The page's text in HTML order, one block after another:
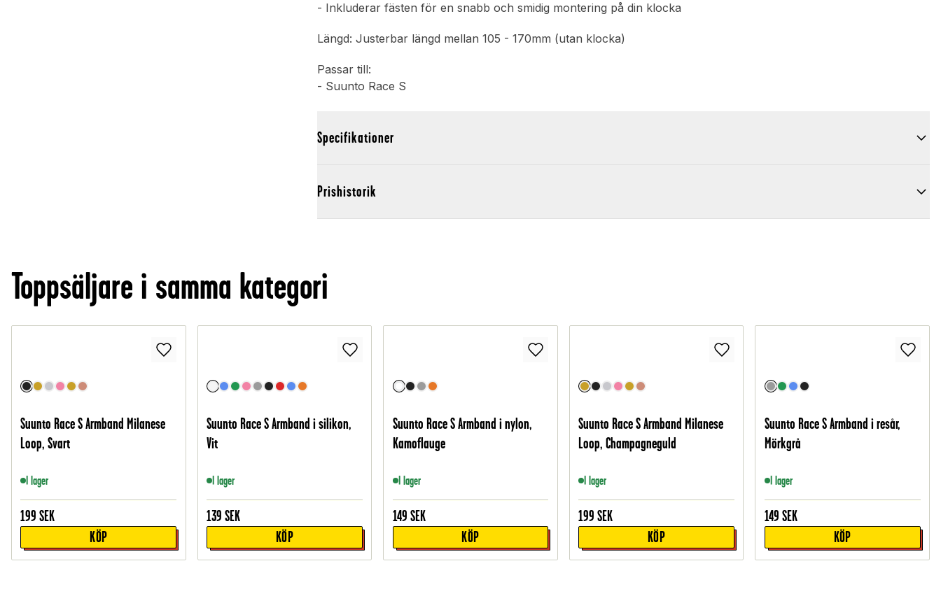
- Inkluderar fästen för en snabb och smidig montering på din klocka
Längd: Justerbar längd mellan 105 - 170mm (utan klocka)
Passar till:
- Suunto Race S
Specifikationer
Prishistorik
Toppsäljare i samma kategori
Suunto Race S Armband Milanese
Loop, Svart
I lager
199 SEK
KÖP
Suunto Race S Armband i silikon,
Vit
I lager
139 SEK
KÖP
Suunto Race S Armband i nylon,
Kamoflauge
I lager
149 SEK
KÖP
Suunto Race S Armband Milanese
Loop, Champagneguld
I lager
199 SEK
KÖP
Suunto Race S Armband i resår,
Mörkgrå
I lager
149 SEK
KÖP